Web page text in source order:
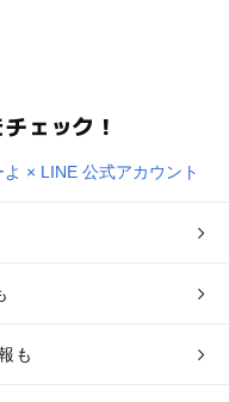
ェック！
も